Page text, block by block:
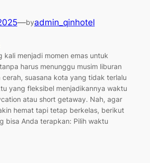
—byadmin_qinhotel
kali menjadi momen emas untuk
harus menunggu musim liburan
cerah, suasana kota yang tidak terlalu
yang fleksibel menjadikannya waktu
atau short getaway. Nah, agar
hemat tapi tetap berkelas, berikut
bisa Anda terapkan: Pilih waktu